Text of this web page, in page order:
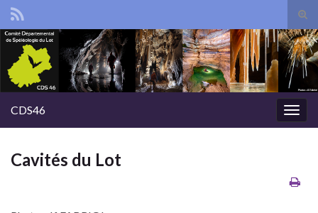
Search for:
CDS46
Cavités du Lot